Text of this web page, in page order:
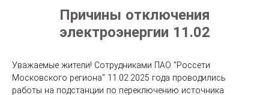
Причины отключения
электроэнергии 11.02
Уважаемые жители! Сотрудниками ПАО "Россети
Московского региона" 11.02.2025 года проводились
работы на подстанции по переключению источника